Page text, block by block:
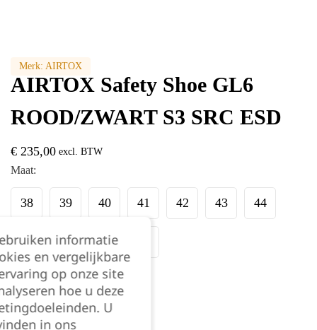
Merk: AIRTOX
AIRTOX Safety Shoe GL6
ROOD/ZWART S3 SRC ESD
€ 235,00 excl. BTW
Maat:
38 39 40 41 42 43 44
45 46 47
Kies je aantal:
informatie
en vergelijkbare
op onze site
hoe u deze
U
in ons